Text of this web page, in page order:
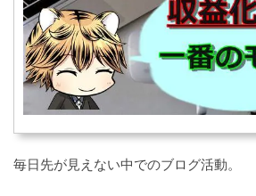
毎日先が見えない中でのブログ活動。